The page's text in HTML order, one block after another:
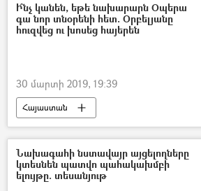
Ի՞նչ կանեն, եթե նախարարն Օպերա
գա նոր տնօրենի հետ. Օրբելյանը
հուզվեց ու խոսեց հայերեն
30 մարտի 2019, 19:39
Հայաստան
Նախագահի նստավայր այցելողները
կտեսնեն պատվո պահակախմբի
ելույթը. տեսանյութ